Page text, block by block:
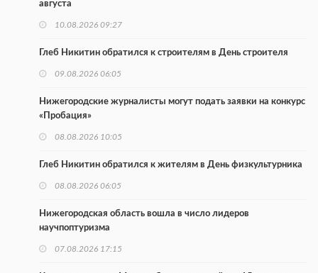
августа
10.08.2026 09:27
Глеб Никитин обратился к строителям в День строителя
09.08.2026 06:05
Нижегородские журналисты могут подать заявки на конкурс
«Пробация»
08.08.2026 10:05
Глеб Никитин обратился к жителям в День физкультурника
08.08.2026 06:05
Нижегородская область вошла в число лидеров
научпоптуризма
07.08.2026 17:15